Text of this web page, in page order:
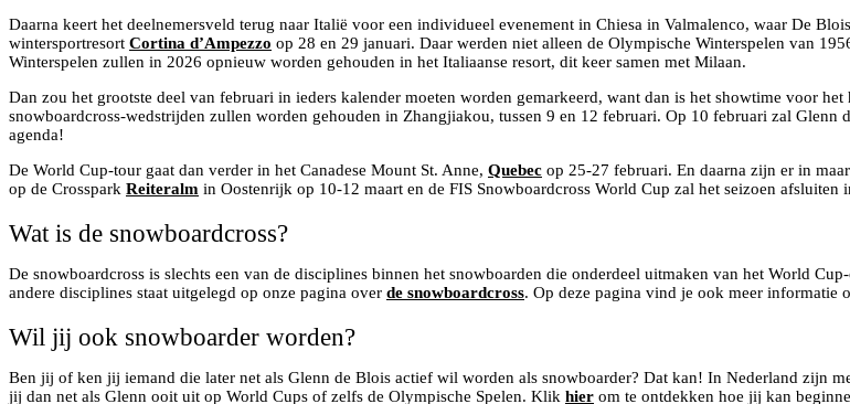
Daarna keert het deelnemersveld terug naar Italië voor een individueel evenement in Chiesa in Valmalenco, waar De
wintersportresort Cortina d’Ampezzo op 28 en 29 januari. Daar werden niet alleen de Olympische Winterspelen van
Winterspelen zullen in 2026 opnieuw worden gehouden in het Italiaanse resort, dit keer samen met Milaan.
Dan zou het grootste deel van februari in ieders kalender moeten worden gemarkeerd, want dan is het showtime voor
snowboardcross-wedstrijden zullen worden gehouden in Zhangjiakou, tussen 9 en 12 februari. Op 10 februari zal
agenda!
De World Cup-tour gaat dan verder in het Canadese Mount St. Anne, Quebec op 25-27 februari. En daarna zijn er in
op de Crosspark Reiteralm in Oostenrijk op 10-12 maart en de FIS Snowboardcross World Cup zal het seizoen afsluiten
Wat is de snowboardcross?
De snowboardcross is slechts een van de disciplines binnen het snowboarden die onderdeel uitmaken van het World
andere disciplines staat uitgelegd op onze pagina over de snowboardcross. Op deze pagina vind je ook meer informatie
Wil jij ook snowboarder worden?
Ben jij of ken jij iemand die later net als Glenn de Blois actief wil worden als snowboarder? Dat kan! In Nederland zijn
jij dan net als Glenn ooit uit op World Cups of zelfs de Olympische Spelen. Klik hier om te ontdekken hoe jij kan